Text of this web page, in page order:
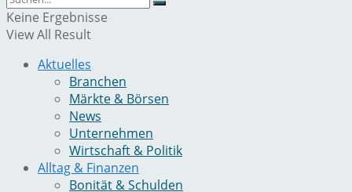
Keine Ergebnisse
View All Result
Aktuelles
Branchen
Märkte & Börsen
News
Unternehmen
Wirtschaft & Politik
Alltag & Finanzen
Bonität & Schulden